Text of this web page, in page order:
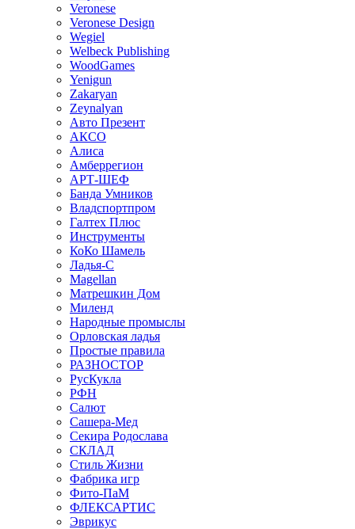
Veronese
Veronese Design
Wegiel
Welbeck Publishing
WoodGames
Yenigun
Zakaryan
Zeynalyan
Авто Презент
АКСО
Алиса
Амберрегион
АРТ-ШЕФ
Банда Умников
Владспортпром
Галтех Плюс
Инструменты
КоКо Шамель
Ладья-С
Мagellan
Матрешкин Дом
Миленд
Народные промыслы
Орловская ладья
Простые правила
РАЗНОСТОР
РусКукла
РФН
Салют
Сашера-Мед
Секира Родослава
СКЛАД
Стиль Жизни
Фабрика игр
Фито-ПаМ
ФЛЕКСАРТИС
Эврикус